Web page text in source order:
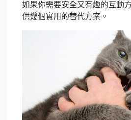
如果你需要安全又有趣的互動
供幾個實用的替代方案。